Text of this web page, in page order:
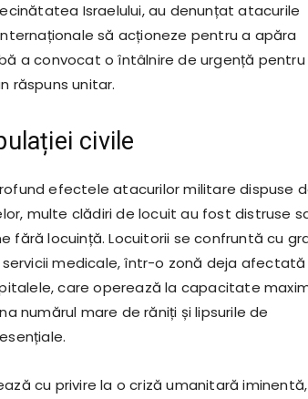
Israelului, au denunțat atacurile
să acționeze pentru a apăra
a convocat o întâlnire de urgență pentru
răspuns unitar.
civile
efectele atacurilor militare dispuse
multe clădiri de locuit au fost distruse
fără locuință. Locuitorii se confruntă cu
medicale, într-o zonă deja
care operează la capacitate
numărul mare de răniți și lipsurile de
cu privire la o criză umanitară iminentă,